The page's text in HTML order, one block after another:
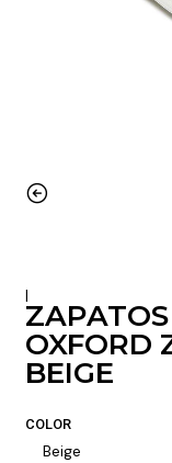
|
OXFORD
BEIGE
COLOR
Beige